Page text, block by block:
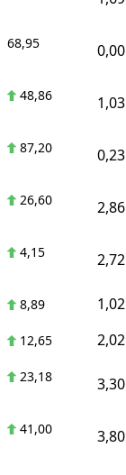
68,95 0,00
48,86 1,03
87,20 0,23
26,60 2,86
4,15 2,72
8,89 1,02
12,65 2,02
23,18 3,30
41,00 3,80